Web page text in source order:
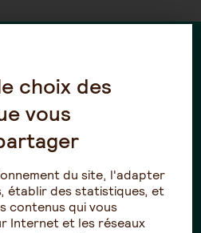
?
de santé de la
la Boucherie-
hippophagique (n°3101
choix des
vous
du site, l'adapter
établir des statistiques, et
contenus qui vous
Internet et les réseaux